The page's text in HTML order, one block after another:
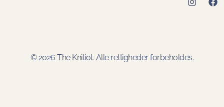
© 2026 The Knitiot. Alle rettigheder forbeholdes.